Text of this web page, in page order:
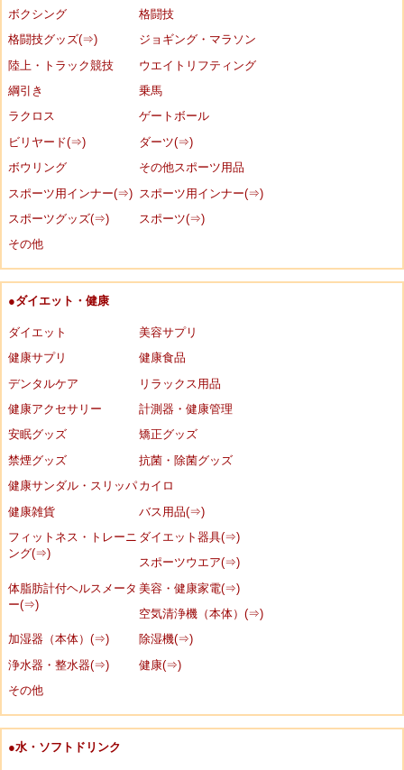
ボクシング
格闘技
格闘技グッズ(⇒)
ジョギング・マラソン
陸上・トラック競技
ウエイトリフティング
綱引き
乗馬
ラクロス
ゲートボール
ビリヤード(⇒)
ダーツ(⇒)
ボウリング
その他スポーツ用品
スポーツ用インナー(⇒)
スポーツ用インナー(⇒)
スポーツグッズ(⇒)
スポーツ(⇒)
その他
●ダイエット・健康
ダイエット
美容サプリ
健康サプリ
健康食品
デンタルケア
リラックス用品
健康アクセサリー
計測器・健康管理
安眠グッズ
矯正グッズ
禁煙グッズ
抗菌・除菌グッズ
健康サンダル・スリッパ カイロ
健康雑貨
バス用品(⇒)
フィットネス・トレーニ
ング(⇒)
ダイエット器具(⇒)
スポーツウエア(⇒)
体脂肪計付ヘルスメータ
ー(⇒)
美容・健康家電(⇒)
空気清浄機（本体）(⇒)
加湿器（本体）(⇒)
除湿機(⇒)
浄水器・整水器(⇒)
健康(⇒)
その他
●水・ソフトドリンク